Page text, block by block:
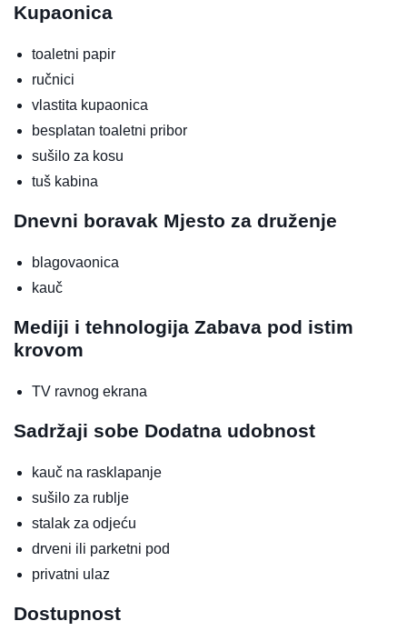
Kupaonica
toaletni papir
ručnici
vlastita kupaonica
besplatan toaletni pribor
sušilo za kosu
tuš kabina
Dnevni boravak Mjesto za druženje
blagovaonica
kauč
Mediji i tehnologija Zabava pod istim
krovom
TV ravnog ekrana
Sadržaji sobe Dodatna udobnost
kauč na rasklapanje
sušilo za rublje
stalak za odjeću
drveni ili parketni pod
privatni ulaz
Dostupnost